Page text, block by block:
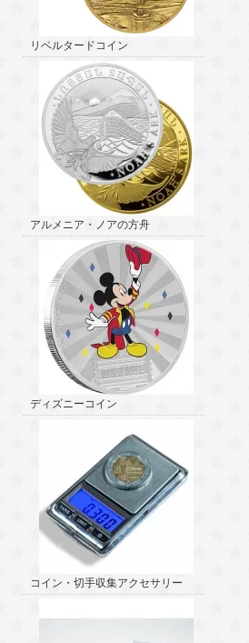
リベルタードコイン
アルメニア・ノアの方舟
ディズニーコイン
コイン・切手収集アクセサリー